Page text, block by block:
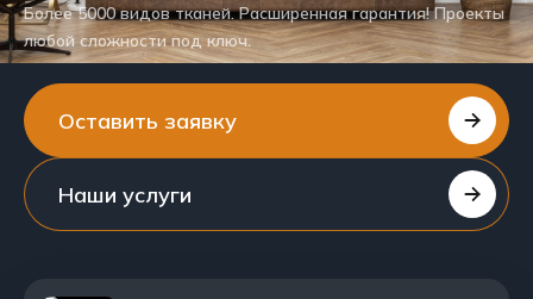
Более 5000 видов тканей. Расширенная гарантия! Проекты
любой сложности под ключ.
Оставить заявку
Наши услуги